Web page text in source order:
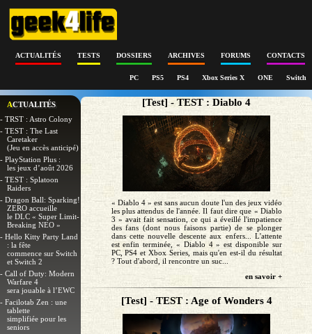
ACTUALITÉS TESTS DOSSIERS ARCHIVES FORUMS CONTACTS
PC PS5 PS4 Xbox Series X ONE Switch
ACTUALITÉS
- TRST : Astro Colony
- TEST : The Last
Caretaker
(Jeu en accès anticipé)
- PlayStation Plus :
les jeux d’août 2026
- TEST : Splatoon
Raiders
- Dragon Ball: Sparking!
ZERO accueille
le DLC « Super Limit-
Breaking NEO »
- Hello Kitty Party Land
: la fête
commence sur Switch
et Switch 2
- Call of Duty: Modern
Warfare 4
sera jouable à l’EWC
- Facilotab Zen : une
tablette
simplifiée pour les
seniors
[Test] - TEST : Diablo 4
« Diablo 4 » est sans aucun doute l'un des jeux vidéo
les plus attendus de l'année. Il faut dire que « Diablo
3 » avait fait sensation, ce qui a éveillé l'impatience
des fans (dont nous faisons partie) de se plonger
dans cette nouvelle descente aux enfers... L'attente
est enfin terminée, « Diablo 4 » est disponible sur
PC, PS4 et Xbox Series, mais qu'en est-il du résultat
? Tout d'abord, il rencontre un suc...
en savoir +
[Test] - TEST : Age of Wonders 4